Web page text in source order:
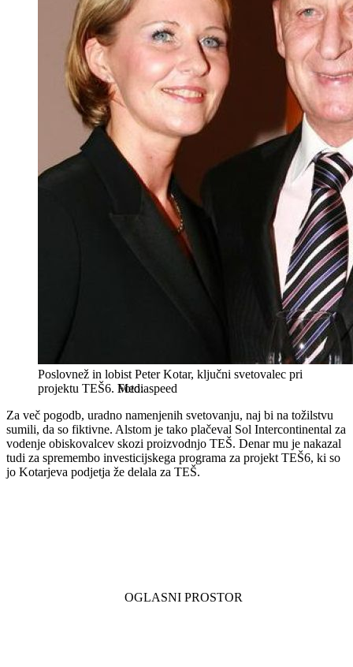
Poslovnež in lobist Peter Kotar, ključni svetovalec pri
projektu TEŠ6. Mediaspeed
Za več pogodb, uradno namenjenih svetovanju, naj bi na tožilstvu
sumili, da so fiktivne. Alstom je tako plačeval Sol Intercontinental za
vodenje obiskovalcev skozi proizvodnjo TEŠ. Denar mu je nakazal
tudi za spremembo investicijskega programa za projekt TEŠ6, ki so
jo Kotarjeva podjetja že delala za TEŠ.